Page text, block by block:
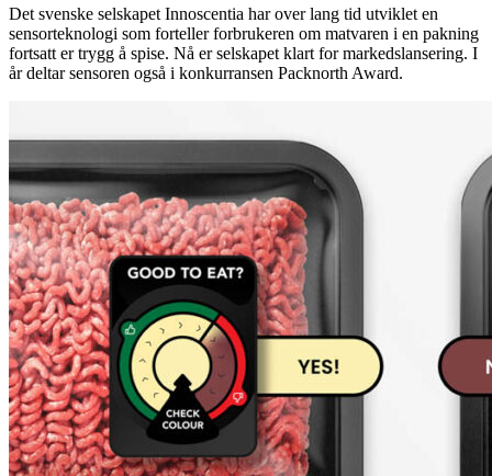
Det svenske selskapet Innoscentia har over lang tid utviklet en
sensorteknologi som forteller forbrukeren om matvaren i en pakning
fortsatt er trygg å spise. Nå er selskapet klart for markedslansering. I
år deltar sensoren også i konkurransen Packnorth Award.